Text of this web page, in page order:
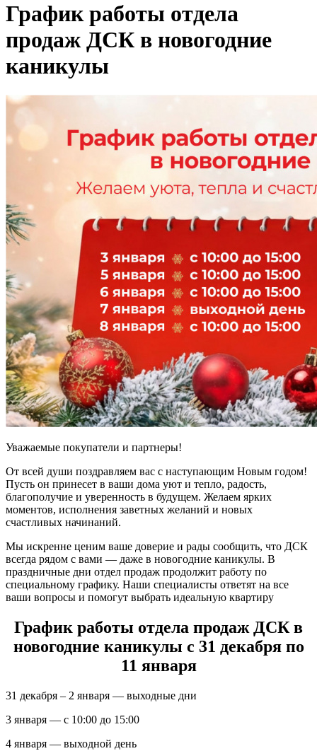
График работы отдела
продаж ДСК в новогодние
каникулы
Уважаемые покупатели и партнеры!
От всей души поздравляем вас с наступающим Новым годом!
Пусть он принесет в ваши дома уют и тепло, радость,
благополучие и уверенность в будущем. Желаем ярких
моментов, исполнения заветных желаний и новых
счастливых начинаний.
Мы искренне ценим ваше доверие и рады сообщить, что ДСК
всегда рядом с вами — даже в новогодние каникулы. В
праздничные дни отдел продаж продолжит работу по
специальному графику. Наши специалисты ответят на все
ваши вопросы и помогут выбрать идеальную квартиру
График работы отдела продаж ДСК в
новогодние каникулы с 31 декабря по
11 января
31 декабря – 2 января — выходные дни
3 января — с 10:00 до 15:00
4 января — выходной день